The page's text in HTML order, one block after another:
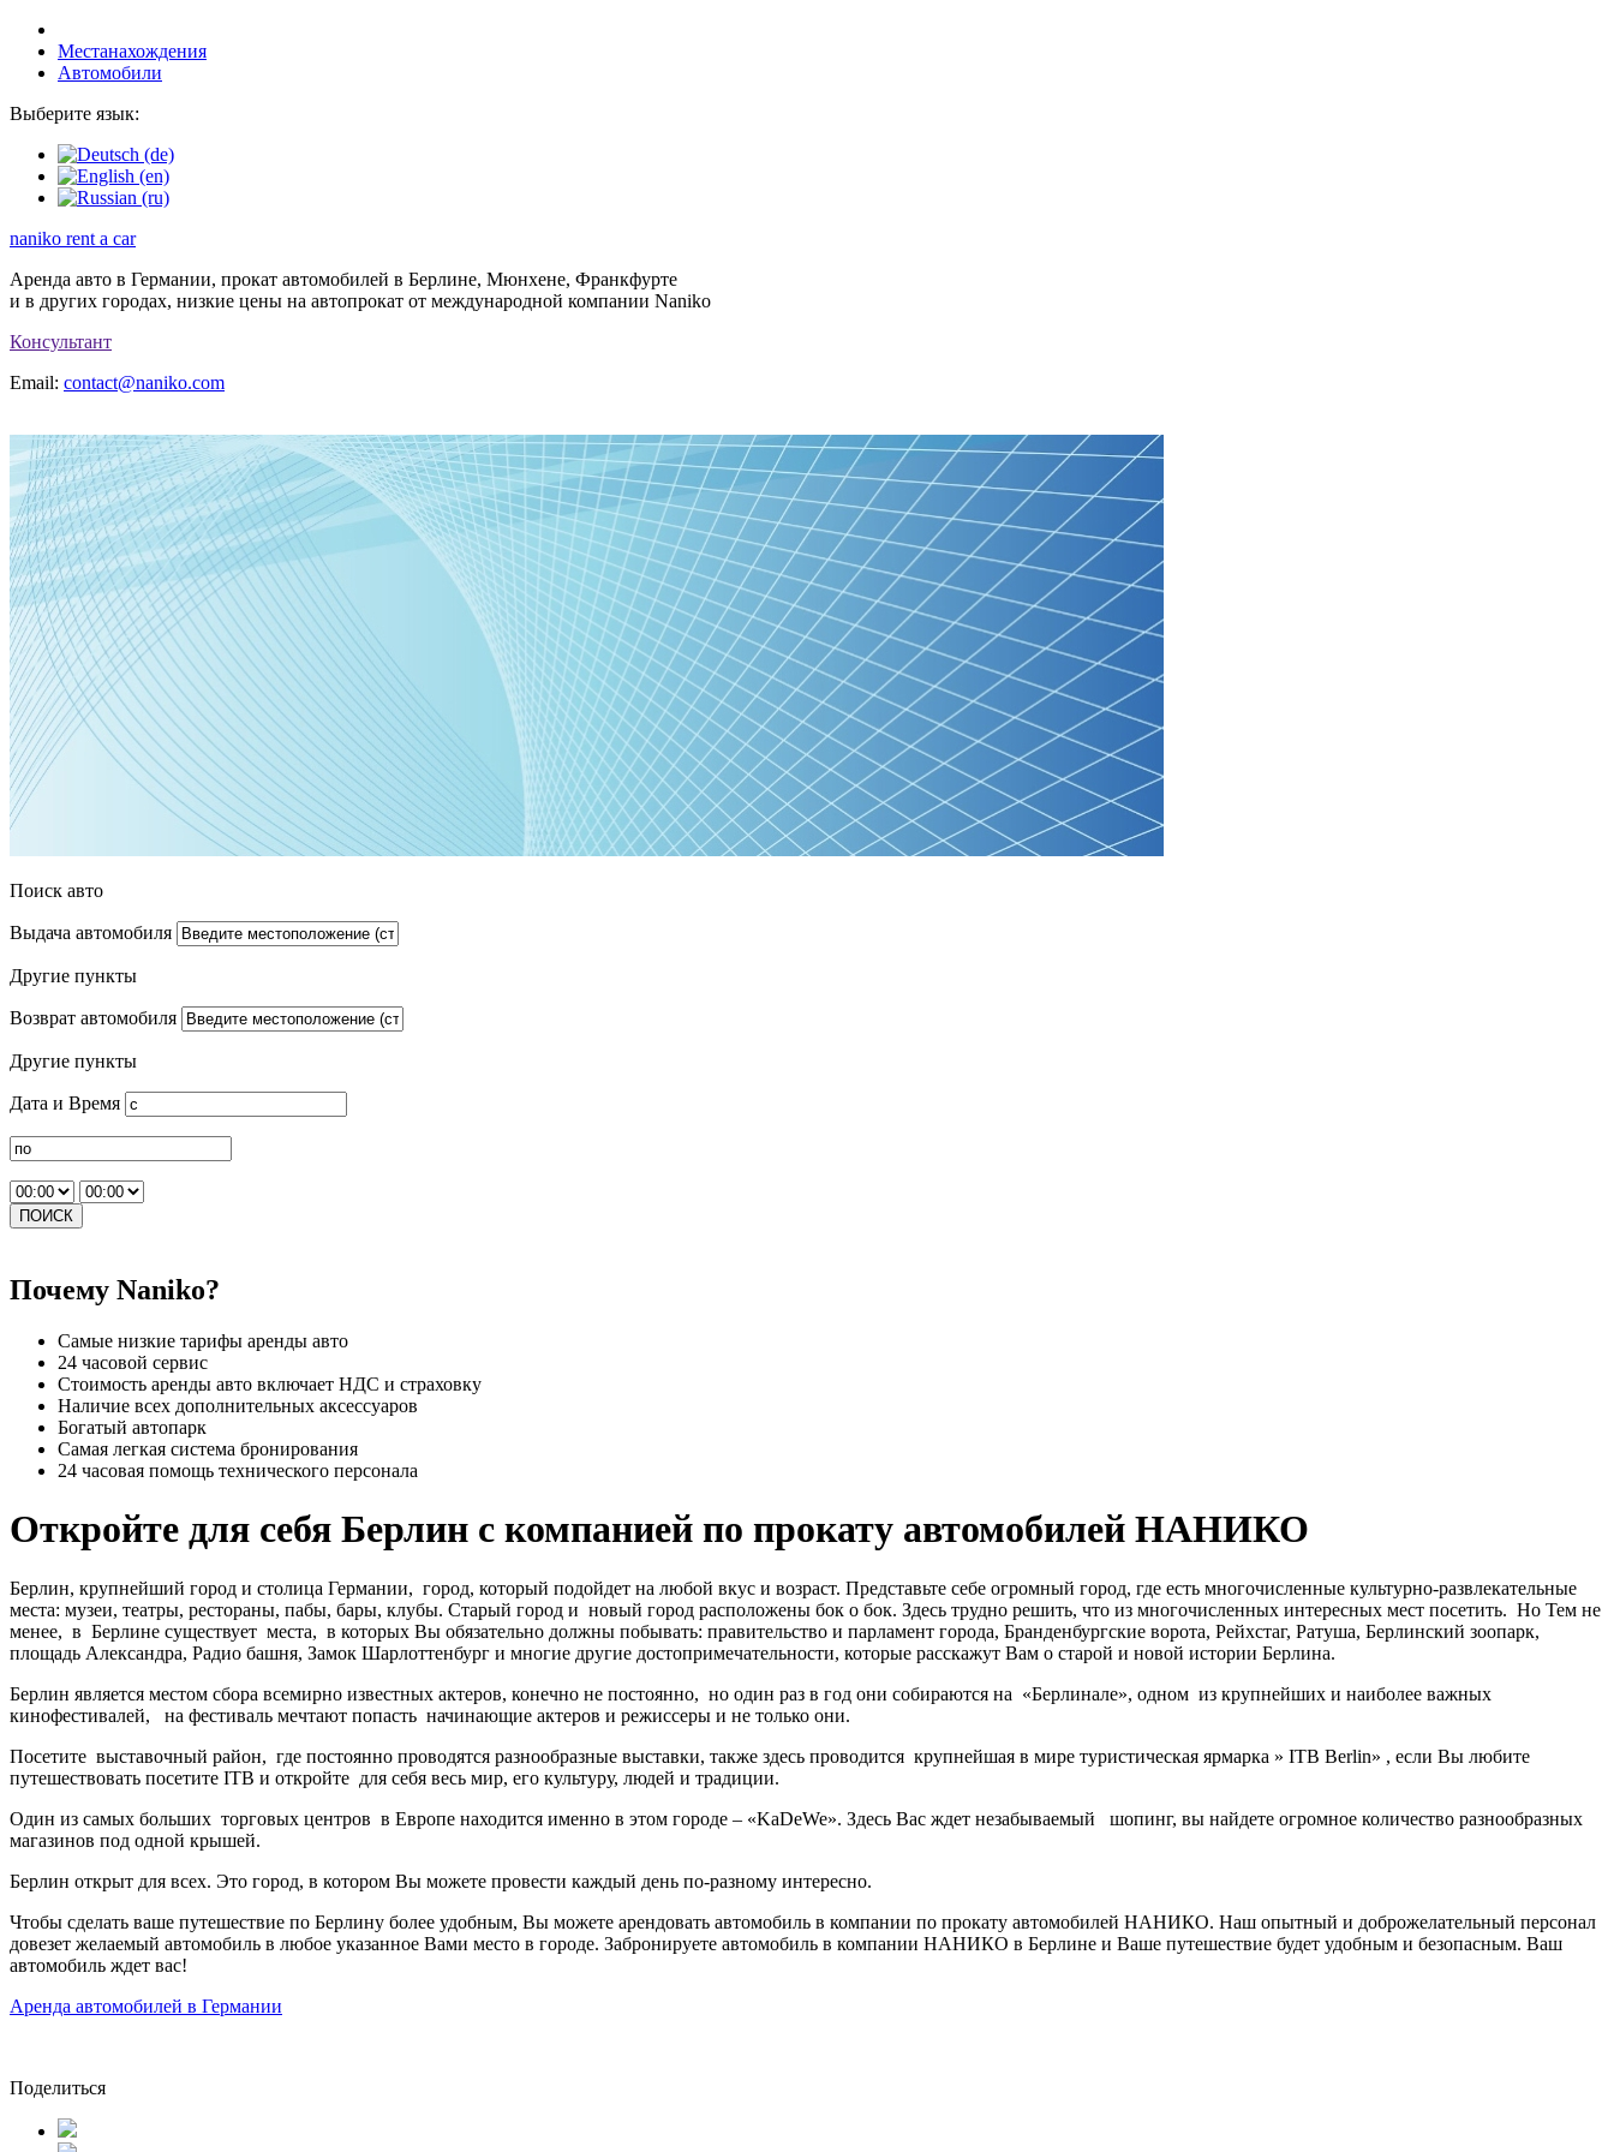
Местанахождения
Автомобили
Выберите язык:
naniko rent a car
Аренда авто в Германии, прокат автомобилей в Берлине, Мюнхене, Франкфурте
и в других городах, низкие цены на автопрокат от международной компании Naniko
Консультант
Email: contact@naniko.com
Поиск авто
Выдача автомобиля
Другие пункты
Возврат автомобиля
Другие пункты
Дата и Время
ПОИСК
Почему Naniko?
Самые низкие тарифы аренды авто
24 часовой сервис
Стоимость аренды авто включает НДС и страховку
Наличие всех дополнительных аксессуаров
Богатый автопарк
Самая легкая система бронирования
24 часовая помощь технического персонала
Откройте для себя Берлин с компанией по прокату автомобилей НАНИКО
Берлин, крупнейший город и столица Германии, город, который подойдет на любой вкус и возраст. Представьте себе огромный город, где есть многочисленные культурно-развлекательные
места: музеи, театры, рестораны, пабы, бары, клубы. Старый город и новый город расположены бок о бок. Здесь трудно решить, что из многочисленных интересных мест посетить. Но Тем не
менее, в Берлине существует места, в которых Вы обязательно должны побывать: правительство и парламент города, Бранденбургские ворота, Рейхстаг, Ратуша, Берлинский зоопарк,
площадь Александра, Радио башня, Замок Шарлоттенбург и многие другие достопримечательности, которые расскажут Вам о старой и новой истории Берлина.
Берлин является местом сбора всемирно известных актеров, конечно не постоянно, но один раз в год они собираются на «Берлинале», одном из крупнейших и наиболее важных
кинофестивалей, на фестиваль мечтают попасть начинающие актеров и режиссеры и не только они.
Посетите выставочный район, где постоянно проводятся разнообразные выставки, также здесь проводится крупнейшая в мире туристическая ярмарка » ITB Berlin» , если Вы любите
путешествовать посетите ITB и откройте для себя весь мир, его культуру, людей и традиции.
Один из самых больших торговых центров в Европе находится именно в этом городе – «KaDeWe». Здесь Вас ждет незабываемый шопинг, вы найдете огромное количество разнообразных
магазинов под одной крышей.
Берлин открыт для всех. Это город, в котором Вы можете провести каждый день по-разному интересно.
Чтобы сделать ваше путешествие по Берлину более удобным, Вы можете арендовать автомобиль в компании по прокату автомобилей НАНИКО. Наш опытный и доброжелательный персонал
довезет желаемый автомобиль в любое указанное Вами место в городе. Забронируете автомобиль в компании НАНИКО в Берлине и Ваше путешествие будет удобным и безопасным. Ваш
автомобиль ждет вас!
Аренда автомобилей в Германии
Поделиться